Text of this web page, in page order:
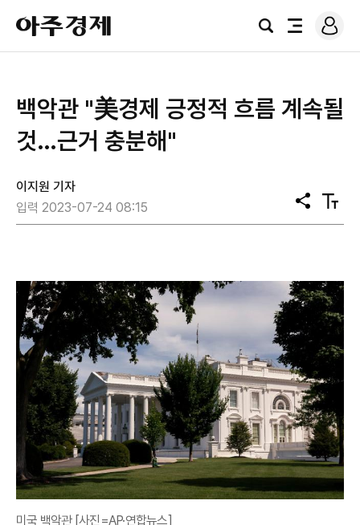
아
주
경
검
전
로
그
​백악관 "美경제 긍정적 흐름 계속될
것…근거 충분해"
이지원 기자
입력 2023-07-24 08:15
공
유
텍
스
미국 백악관 [사진=AP·연합뉴스]